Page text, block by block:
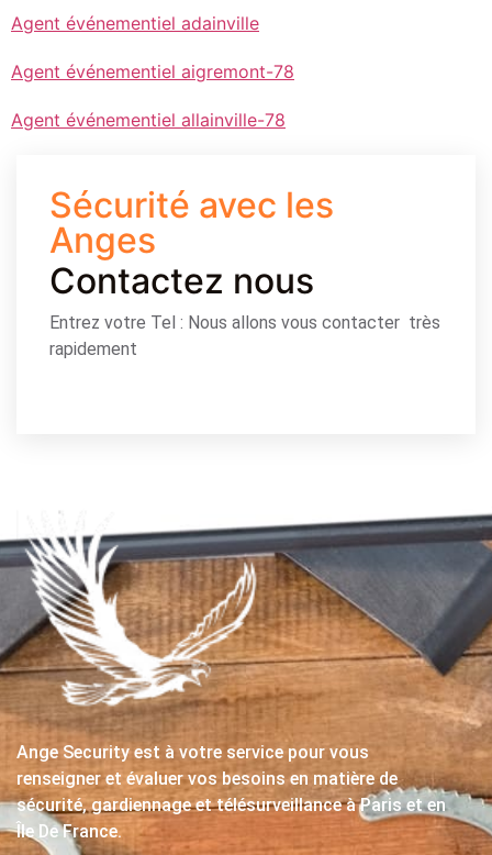
Agent événementiel adainville
Agent événementiel aigremont-78
Agent événementiel allainville-78
Sécurité avec les
Anges
Contactez nous
Entrez votre Tel : Nous allons vous contacter très
rapidement
Ange Security est à votre service pour vous
renseigner et évaluer vos besoins en matière de
sécurité, gardiennage et télésurveillance à Paris et en
Île De France.